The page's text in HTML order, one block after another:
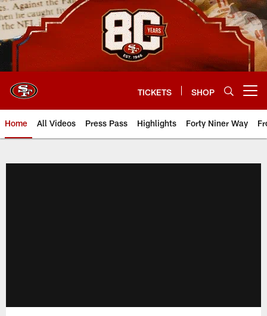
Skip
to
main
content
TICKETS SHOP
Home All Videos Press Pass Highlights Forty Niner Way